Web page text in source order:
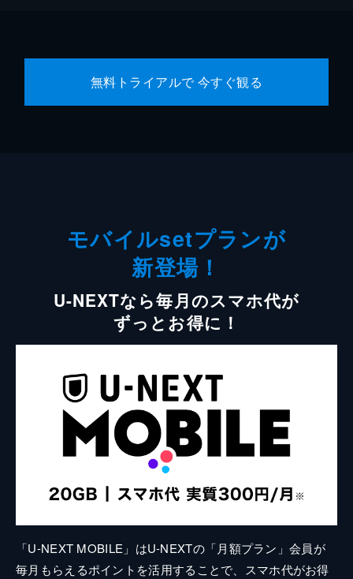
無料トライアルで 今すぐ観る
モバイルsetプランが
新登場！
U-NEXTなら毎月のスマホ代が
ずっとお得に！
「U-NEXT MOBILE」はU-NEXTの「月額プラン」会員が
毎月もらえるポイントを活用することで、スマホ代がお得